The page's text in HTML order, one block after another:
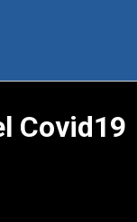
Covid19